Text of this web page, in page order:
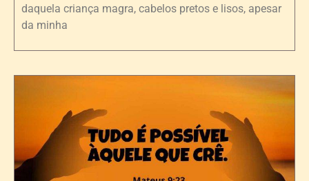
daquela criança magra, cabelos pretos e lisos, apesar
da minha